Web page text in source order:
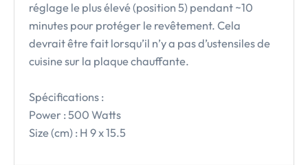
réglage le plus élevé (position 5) pendant ~10
minutes pour protéger le revêtement. Cela
devrait être fait lorsqu’il n’y a pas d’ustensiles de
cuisine sur la plaque chauffante.
Spécifications :
Power : 500 Watts
Size (cm) : H 9 x 15.5